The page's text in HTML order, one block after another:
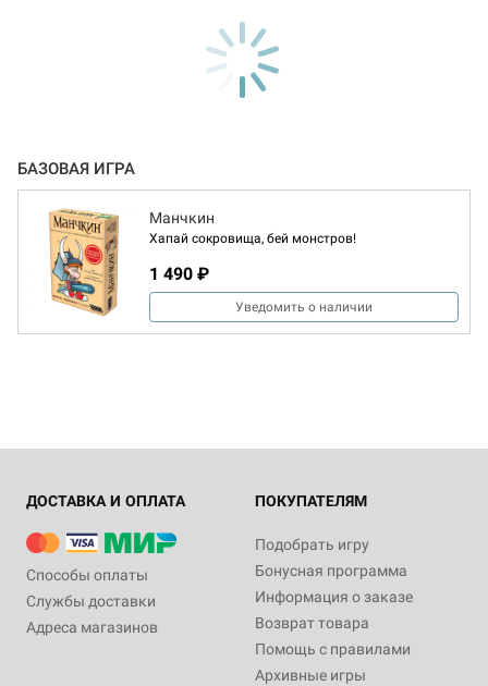
БАЗОВАЯ ИГРА
Манчкин
Хапай сокровища, бей монстров!
1 490 ₽
Уведомить о наличии
ДОСТАВКА И ОПЛАТА
Способы оплаты
Службы доставки
Адреса магазинов
ПОКУПАТЕЛЯМ
Подобрать игру
Бонусная программа
Информация о заказе
Возврат товара
Помощь с правилами
Архивные игры